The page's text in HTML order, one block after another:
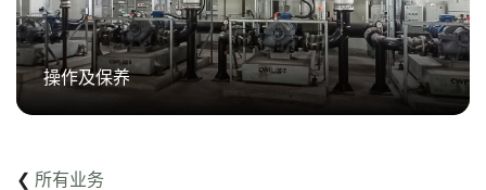
操作及保养
❮ 所有业务